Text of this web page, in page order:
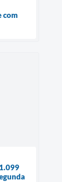
com